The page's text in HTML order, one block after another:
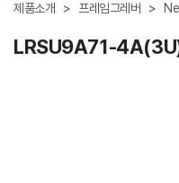
제품소개 > 프레임그레버 >
LRSU9A71-